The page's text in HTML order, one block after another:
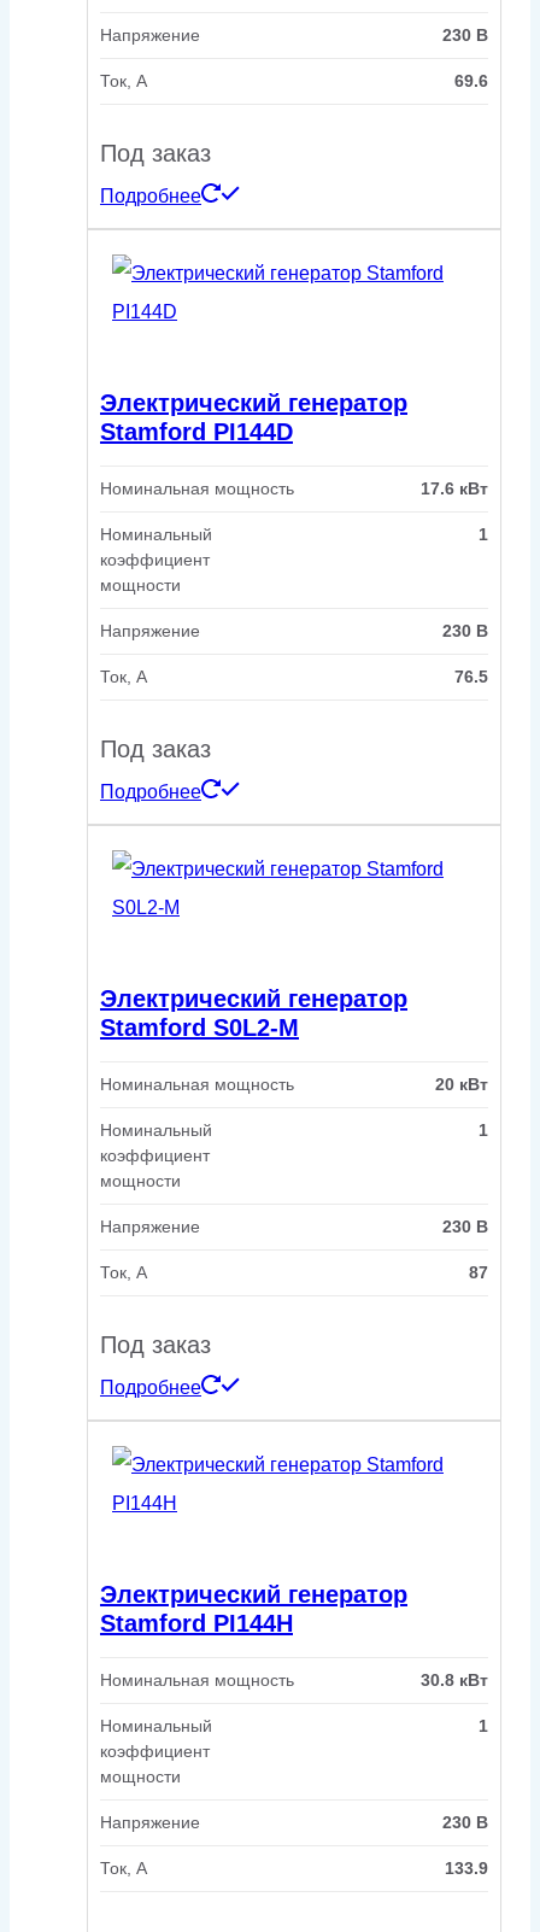
Напряжение 230 В
Ток, А 69.6
Под заказ
Подробнее
Электрический генератор
Stamford PI144D
Номинальная мощность 17.6 кВт
Номинальный
коэффициент
мощности
1
Напряжение 230 В
Ток, А 76.5
Под заказ
Подробнее
Электрический генератор
Stamford S0L2-M
Номинальная мощность 20 кВт
Номинальный
коэффициент
мощности
1
Напряжение 230 В
Ток, А 87
Под заказ
Подробнее
Электрический генератор
Stamford PI144H
Номинальная мощность 30.8 кВт
Номинальный
коэффициент
мощности
1
Напряжение 230 В
Ток, А 133.9